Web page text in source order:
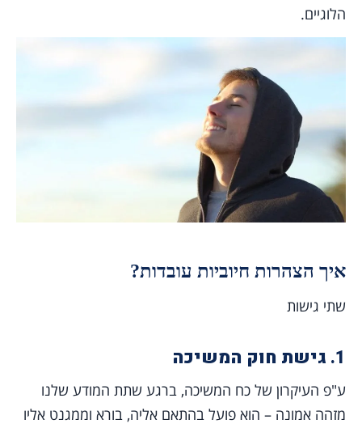
הלוגיים.
איך הצהרות חיוביות עובדות?
שתי גישות
1. גישת חוק המשיכה
ע"פ העיקרון של כח המשיכה, ברגע שתת המודע שלנו
מזהה אמונה – הוא פועל בהתאם אליה, בורא וממגנט אליו